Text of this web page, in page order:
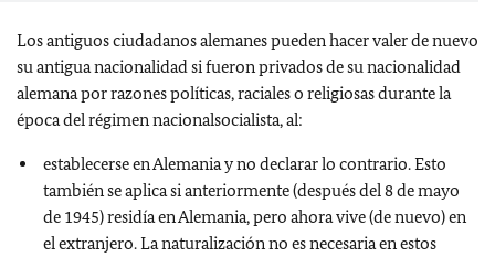
Los antiguos ciudadanos alemanes pueden hacer valer de nuevo
su antigua nacionalidad si fueron privados de su nacionalidad
alemana por razones políticas, raciales o religiosas durante la
época del régimen nacionalsocialista, al:
establecerse en Alemania y no declarar lo contrario. Esto
también se aplica si anteriormente (después del 8 de mayo
de 1945) residía en Alemania, pero ahora vive (de nuevo) en
el extranjero. La naturalización no es necesaria en estos